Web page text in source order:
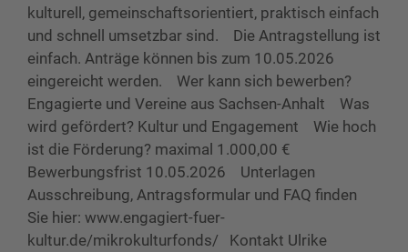
kulturell, gemeinschaftsorientiert, praktisch einfach
und schnell umsetzbar sind. Die Antragstellung ist
einfach. Anträge können bis zum 10.05.2026
eingereicht werden. Wer kann sich bewerben?
Engagierte und Vereine aus Sachsen-Anhalt Was
wird gefördert? Kultur und Engagement Wie hoch
ist die Förderung? maximal 1.000,00 €
Bewerbungsfrist 10.05.2026 Unterlagen
Ausschreibung, Antragsformular und FAQ finden
Sie hier: www.engagiert-fuer-
kultur.de/mikrokulturfonds/ Kontakt Ulrike